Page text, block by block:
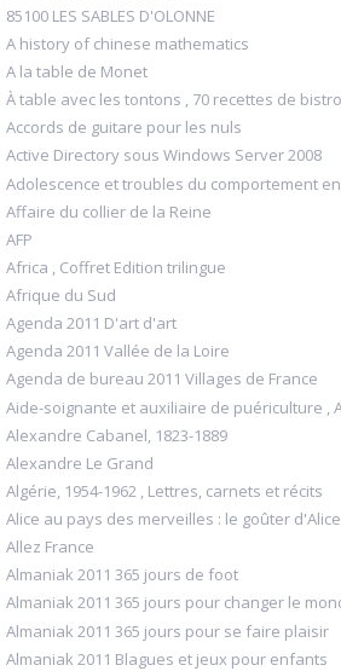
85100 LES SABLES D'OLONNE
A history of chinese mathematics
A la table de Monet
À table avec les tontons , 70 recettes de
Accords de guitare pour les nuls
Active Directory sous Windows Server 2008
Adolescence et troubles du comportement
Affaire du collier de la Reine
AFP
Africa , Coffret Edition trilingue
Afrique du Sud
Agenda 2011 D'art d'art
Agenda 2011 Vallée de la Loire
Agenda de bureau 2011 Villages de France
Aide-soignante et auxiliaire de puériculture ,
Alexandre Cabanel, 1823-1889
Alexandre Le Grand
Algérie, 1954-1962 , Lettres, carnets et récits
Alice au pays des merveilles : le goûter d'Alice
Allez France
Almaniak 2011 365 jours de foot
Almaniak 2011 365 jours pour changer le
Almaniak 2011 365 jours pour se faire plaisir
Almaniak 2011 Blagues et jeux pour enfants